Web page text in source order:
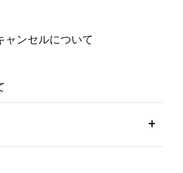
ャンセルについて